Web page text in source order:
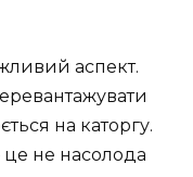
аспект.
на каторгу.
це не насолода